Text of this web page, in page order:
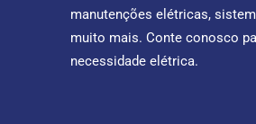
manutenções elétricas,
muito mais. Conte conosco
necessidade elétrica.